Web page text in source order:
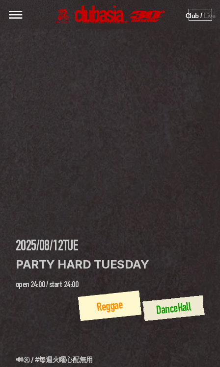
Club / Live
2025/08/12TUE
PARTY HARD TUESDAY
open 24:00 / start 24:00
DanceHall
Reggae
🔊㊋ / #毎週火曜心配無用